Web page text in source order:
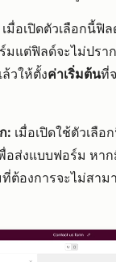
เมื่อเปิดตัวเลือกนี้ฟิ
มแต่ฟิลด์จะไม่ปรา
วให้ตั้งค่าเริ่มต้นที่
: เมื่อเปิดใช้ตัวเลือ
อส่งแบบฟอร์ม หา
ต้องการจะไม่สาม